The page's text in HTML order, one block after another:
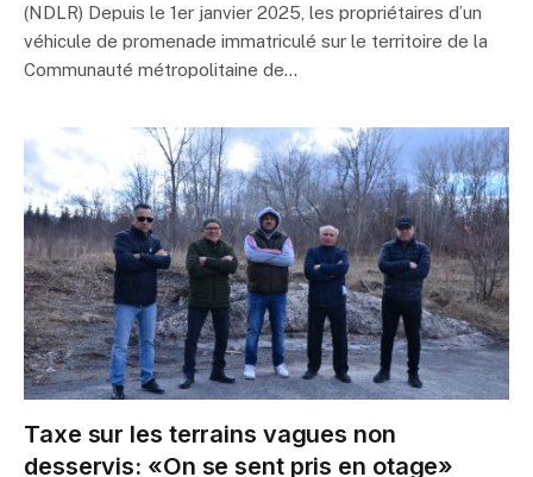
(NDLR) Depuis le 1er janvier 2025, les propriétaires d’un
véhicule de promenade immatriculé sur le territoire de la
Communauté métropolitaine de…
Taxe sur les terrains vagues non
desservis: «On se sent pris en otage»